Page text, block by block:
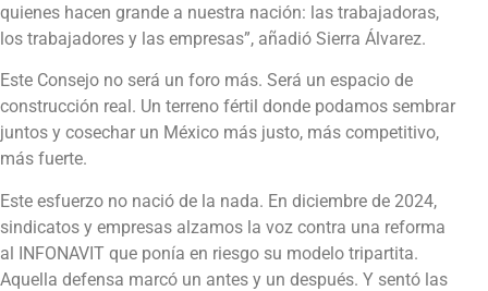
quienes hacen grande a nuestra nación: las trabajadoras,
los trabajadores y las empresas”, añadió Sierra Álvarez.
Este Consejo no será un foro más. Será un espacio de
construcción real. Un terreno fértil donde podamos sembrar
juntos y cosechar un México más justo, más competitivo,
más fuerte.
Este esfuerzo no nació de la nada. En diciembre de 2024,
sindicatos y empresas alzamos la voz contra una reforma
al INFONAVIT que ponía en riesgo su modelo tripartita.
Aquella defensa marcó un antes y un después. Y sentó las